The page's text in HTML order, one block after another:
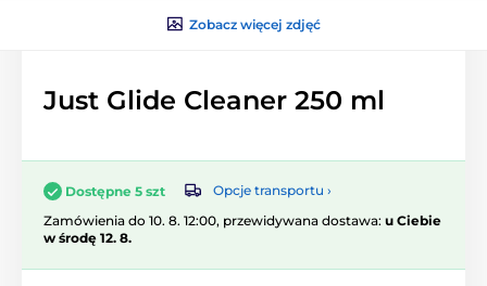
Zobacz więcej zdjęć
Just Glide Cleaner 250 ml
Dostępne 5 szt
Opcje transportu ›
Zamówienia do 10. 8. 12:00, przewidywana dostawa: u Ciebie
w środę 12. 8.